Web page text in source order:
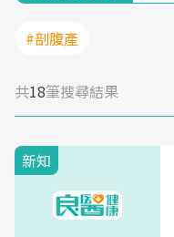
#剖腹產
共18筆搜尋結果
新知